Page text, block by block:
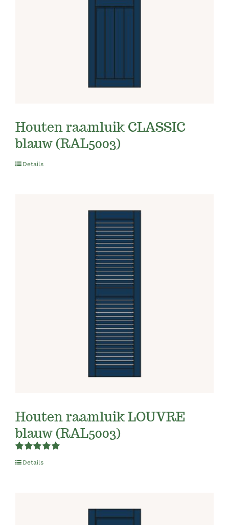
Houten raamluik CLASSIC
blauw (RAL5003)
Details
Houten raamluik LOUVRE
blauw (RAL5003)
Rated 5.00
out of 5
Details